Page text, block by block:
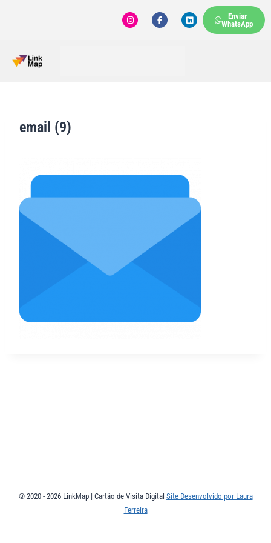
Enviar
WhatsApp
email (9)
© 2020 - 2026 LinkMap | Cartão de Visita Digital Site Desenvolvido por Laura
Ferreira